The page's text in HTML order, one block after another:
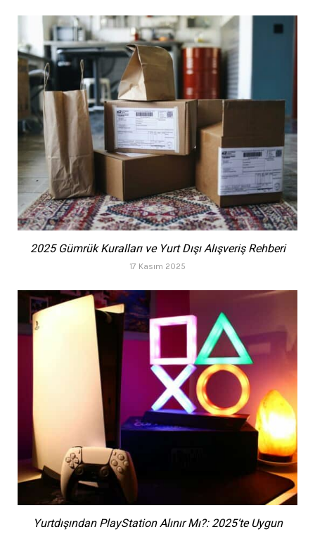
2025 Gümrük Kuralları ve Yurt Dışı Alışveriş Rehberi
17 Kasım 2025
Yurtdışından PlayStation Alınır Mı?: 2025’te Uygun